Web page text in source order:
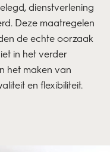
dienstverlening
Deze maatregelen
de echte oorzaak
in het verder
het maken van
en flexibiliteit.